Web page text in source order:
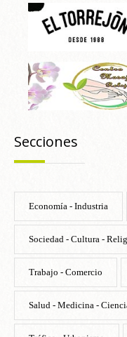
Secciones
Economía - Industria
Sociedad - Cultura -
Trabajo - Comercio
Salud - Medicina -